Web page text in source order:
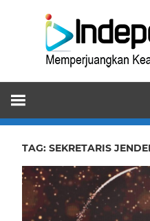
Memperjuangkan
Keadilan
dan
Kebenaran
TAG: SEKRETARIS